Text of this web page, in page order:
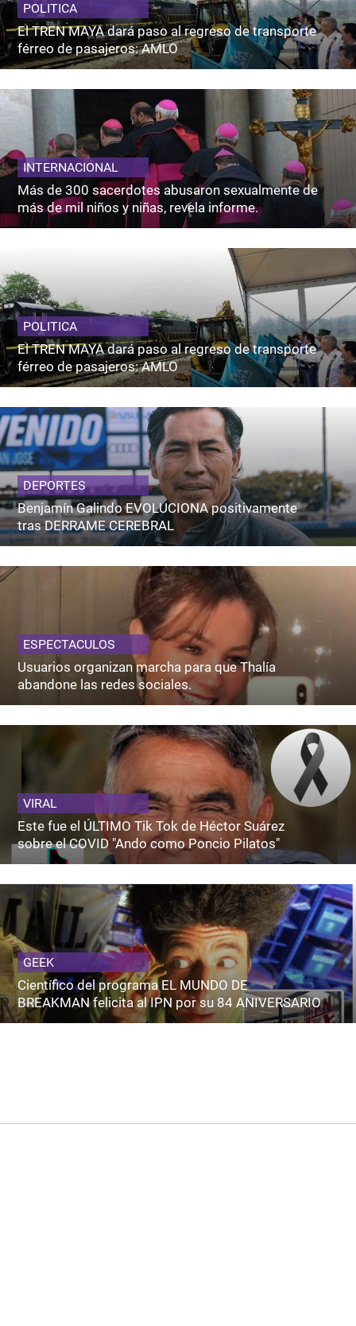
POLITICA
El TREN MAYA dará paso al regreso de transporte
férreo de pasajeros: AMLO
INTERNACIONAL
Más de 300 sacerdotes abusaron sexualmente de
más de mil niños y niñas, revela informe.
POLITICA
El TREN MAYA dará paso al regreso de transporte
férreo de pasajeros: AMLO
DEPORTES
Benjamín Galindo EVOLUCIONA positivamente
tras DERRAME CEREBRAL
ESPECTACULOS
Usuarios organizan marcha para que Thalía
abandone las redes sociales.
VIRAL
Este fue el ÚLTIMO Tik Tok de Héctor Suárez
sobre el COVID "Ando como Poncio Pilatos"
GEEK
Científico del programa EL MUNDO DE
BREAKMAN felicita al IPN por su 84 ANIVERSARIO